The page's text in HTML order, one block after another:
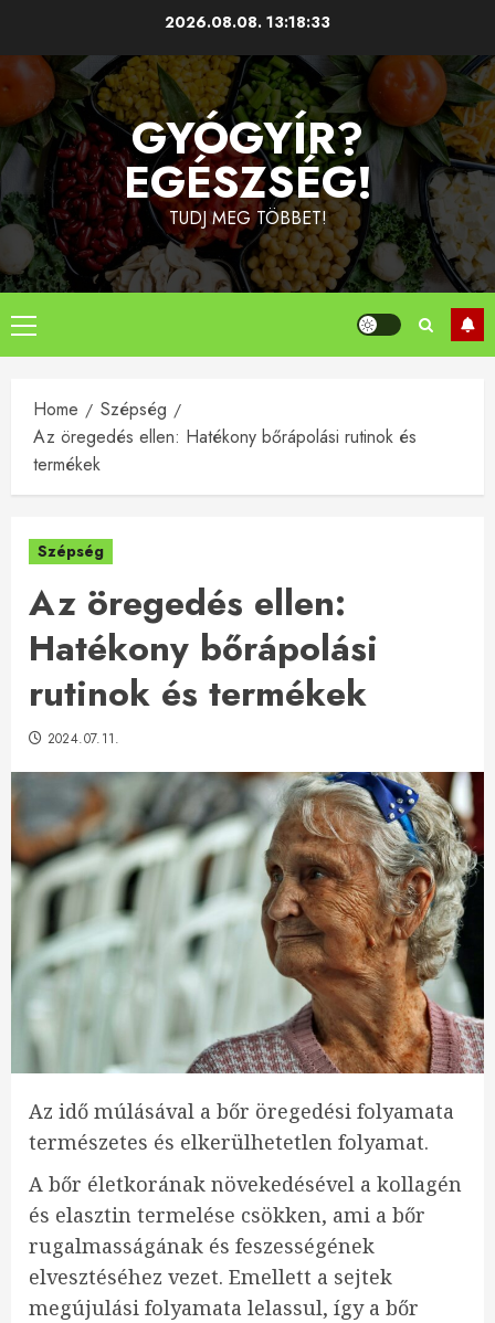
content
2026.08.08. 13:18:34
GYÓGYÍR?
EGÉSZSÉG!
TUDJ MEG TÖBBET!
Primary
Menu
Home
Szépség
Az öregedés ellen: Hatékony bőrápolási rutinok és
termékek
Szépség
Az öregedés ellen:
Hatékony bőrápolási
rutinok és termékek
2024.07.11.
Az idő múlásával a bőr öregedési folyamata
természetes és elkerülhetetlen folyamat.
A bőr életkorának növekedésével a kollagén
és elasztin termelése csökken, ami a bőr
rugalmasságának és feszességének
elvesztéséhez vezet. Emellett a sejtek
megújulási folyamata lelassul, így a bőr